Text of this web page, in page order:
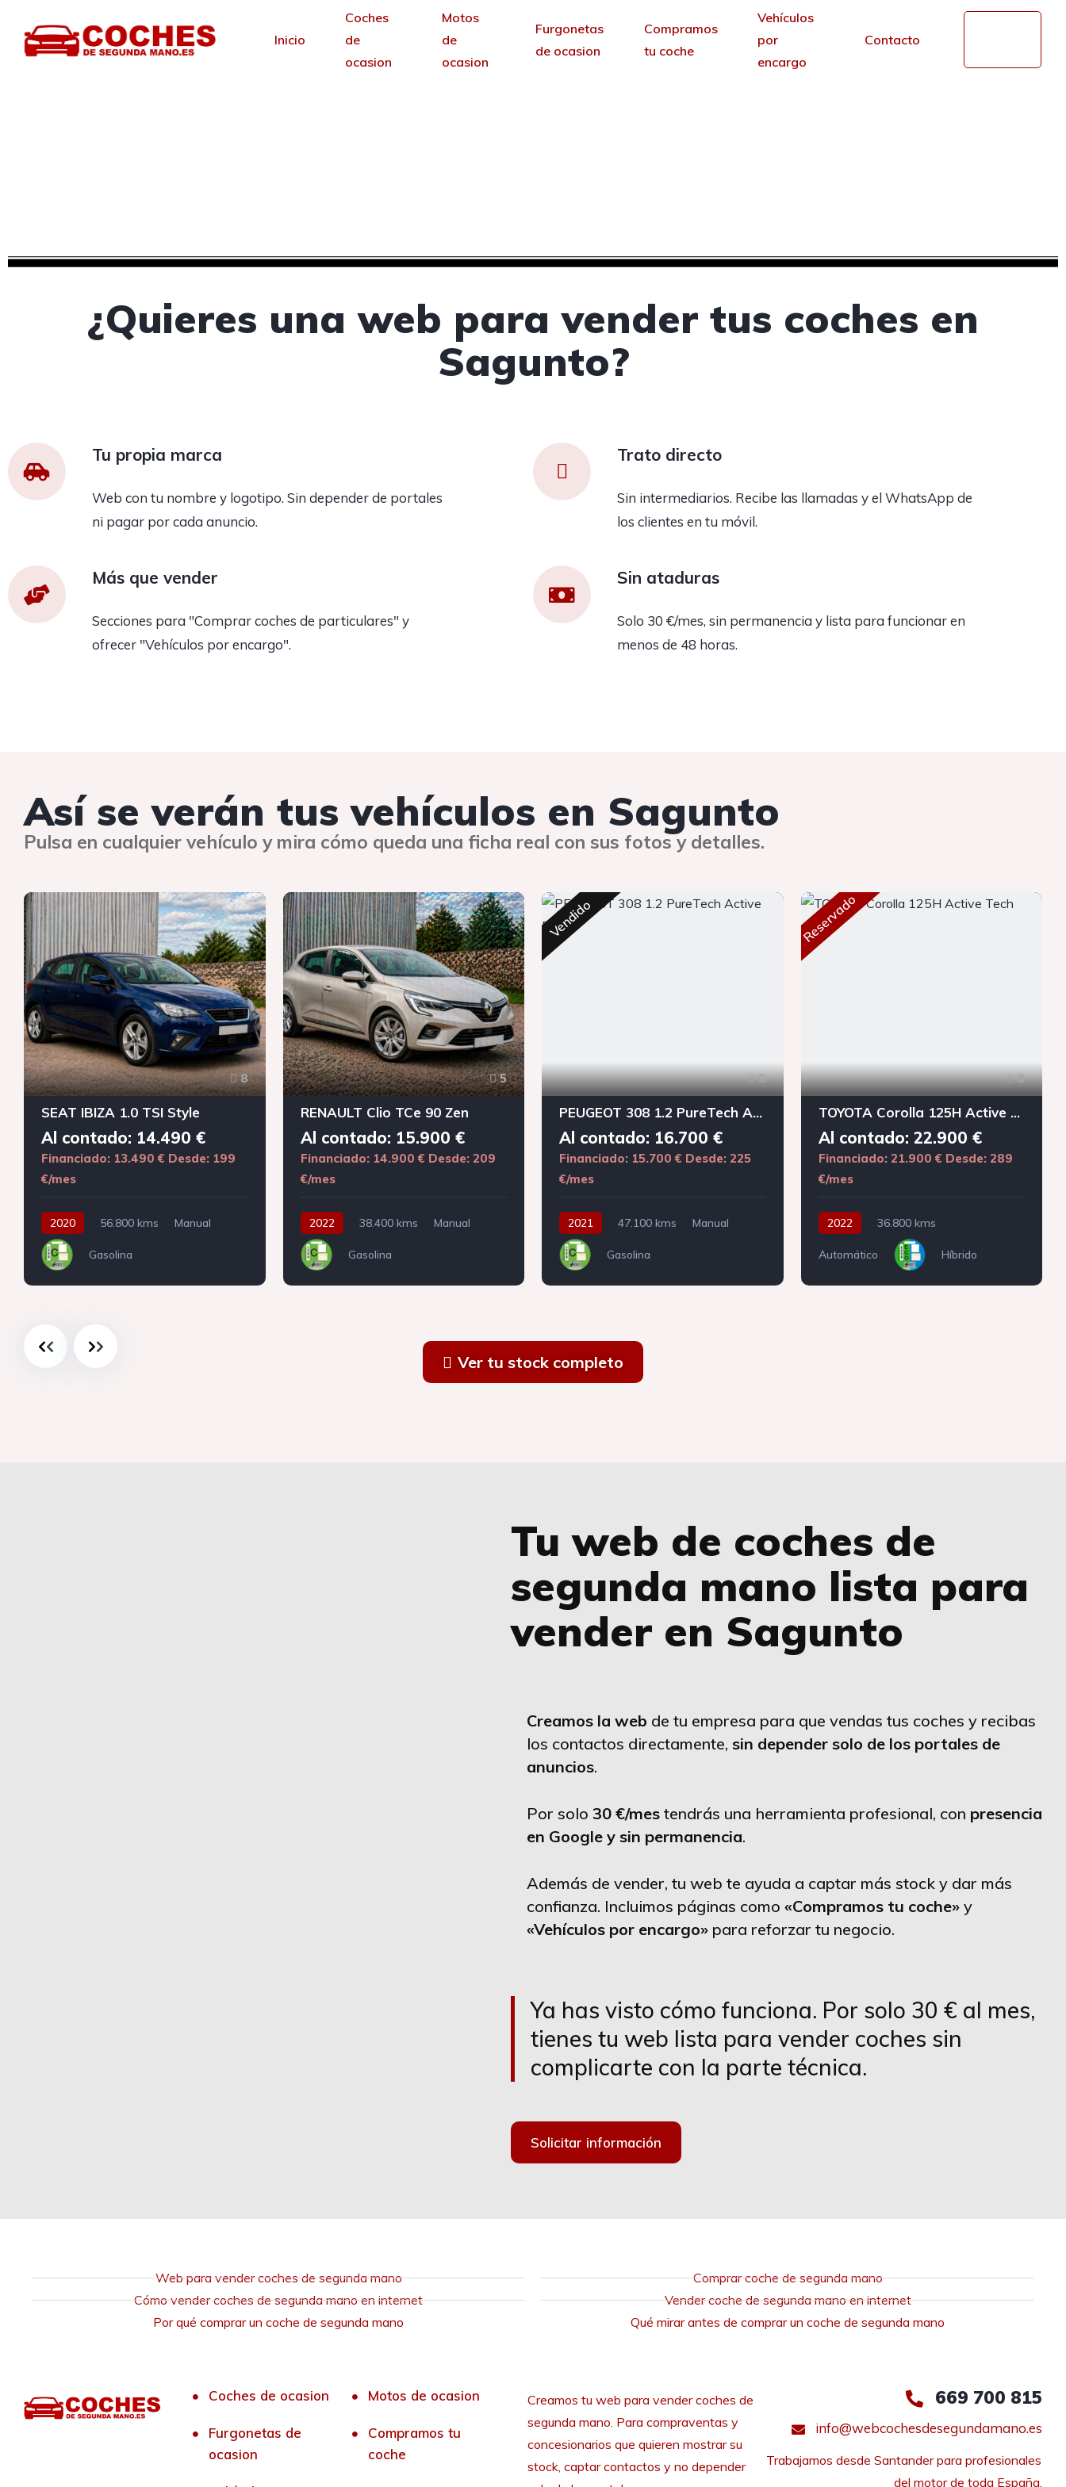
Inicio
Coches
de
ocasion
Motos
de
ocasion
Furgonetas
de ocasion
Compramos
tu coche
Vehículos
por
encargo
Contacto
¿Quieres una web para vender tus coches en
Sagunto?
Tu propia marca
Web con tu nombre y logotipo. Sin depender de portales
ni pagar por cada anuncio.
Trato directo
Sin intermediarios. Recibe las llamadas y el WhatsApp de
los clientes en tu móvil.
Más que vender
Secciones para "Comprar coches de particulares" y
ofrecer "Vehículos por encargo".
Sin ataduras
Solo 30 €/mes, sin permanencia y lista para funcionar en
menos de 48 horas.
Así se verán tus vehículos en Sagunto
Pulsa en cualquier vehículo y mira cómo queda una ficha real con sus fotos y detalles.
8
SEAT IBIZA 1.0 TSI Style
Al contado: 14.490 €
Financiado: 13.490 € Desde: 199
€/mes
2020 56.800 kms Manual
Gasolina
5
RENAULT Clio TCe 90 Zen
Al contado: 15.900 €
Financiado: 14.900 € Desde: 209
€/mes
2022 38.400 kms Manual
Gasolina
Vendido
8
PEUGEOT 308 1.2 PureTech Active Pack
Al contado: 16.700 €
Financiado: 15.700 € Desde: 225
€/mes
2021 47.100 kms Manual
Gasolina
Reservado
8
TOYOTA Corolla 125H Active Tech
Al contado: 22.900 €
Financiado: 21.900 € Desde: 289
€/mes
2022 36.800 kms
Automático Híbrido
Ver tu stock completo
Tu web de coches de
segunda mano lista para
vender en Sagunto
Creamos la web de tu empresa para que vendas tus coches y recibas
los contactos directamente,sin depender solo de los portales de
anuncios.
Por solo30 €/mes tendrás una herramienta profesional, con presencia
en Google y sin permanencia.
Además de vender, tu web te ayuda a captar más stock y dar más
confianza. Incluimos páginas como«Compramos tu coche» y
«Vehículos por encargo» para reforzar tu negocio.
Ya has visto cómo funciona. Por solo 30 € al mes,
tienes tu web lista para vender coches sin
complicarte con la parte técnica.
Solicitar información
Web para vender coches de segunda mano
Cómo vender coches de segunda mano en internet
Por qué comprar un coche de segunda mano
Comprar coche de segunda mano
Vender coche de segunda mano en internet
Qué mirar antes de comprar un coche de segunda mano
Coches de ocasion Motos de ocasion
Furgonetas de
ocasion
Compramos tu
coche
Creamos tu web para vender coches de
segunda mano. Para compraventas y
concesionarios que quieren mostrar su
stock, captar contactos y no depender
669 700 815
info@webcochesdesegundamano.es
Trabajamos desde Santander para profesionales
del motor de toda España.